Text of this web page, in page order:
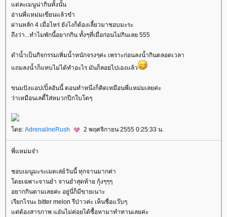
ต่ละเมนูน่ากินทั้งนั้น
อ่านพี่แหม่มเขียนแล้วขำ
ผ่านหลัก 4 เมื่อไหร่ ยังไงก็ต้องเลี้ยวมาชอบมะระ
ถึงว่า...ทำไมพักนี้อยากกิน ทั้งๆที่เมื่อก่อนไม่กินเลย 555
ดำน้ำเป็นกิจกรรมเพิ่มน้ำหนักจรงๆค่ะ เพราะก่อนลงน้ำกินตลอดเวลา
ถมลงน้ำก็แทบไม่ได้ทำอะไร มันก็ลอยไปเองแล้ว
ขนมปังแอปเปิ้ลอันนี้ ตอนทำหนึ่งก็คิดเหมือนพี่แหม่มเลยค่ะ
ว่าเหมือนเลดี้ใส่หมวกปีกใบโตๆ
ดย: AdrenalineRush 2 พฤศจิกายน 2555 0:25:33 น.
พี่แหม่มจ๋า
ชอบเมนูมะระเมดเล่ย์วันนี้ ทุกจานมากค่า
ดยเฉพาะจานยำ จานยำสุดท้าย กุ้งๆๆๆ
อยากกินตามเลยค่ะ อยู่นี่ก็มีขายเนาะ
เรียกไรนะ bitter melon รึป่าวค่ะ เห็นชื่อแว๊บๆ
ต่ต้องสารภาพ แอ๋นไม่ค่อยได้ซื้อหามาทำทานเลยค่ะ